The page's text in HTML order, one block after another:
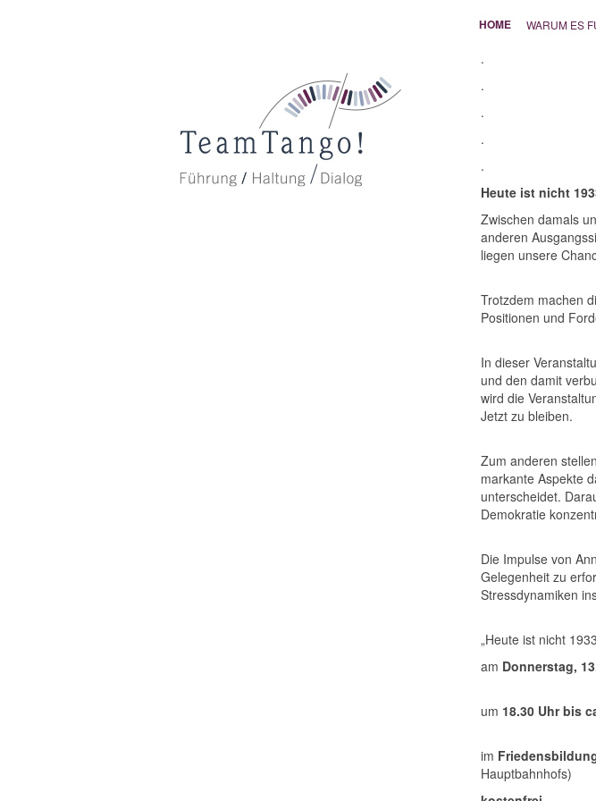
HOME WARUM ES
.
.
.
.
.
Heute ist nicht
Zwischen damals
anderen
liegen unsere
Trotzdem machen
Positionen und
In dieser
und den damit
wird die
Jetzt zu bleiben.
Zum anderen
markante Aspekte
unterscheidet.
Demokratie
Die Impulse von
Gelegenheit zu
Stressdynamiken
„Heute ist nicht
am Donnerstag,
um 18.30 Uhr bis
im
Hauptbahnhofs)